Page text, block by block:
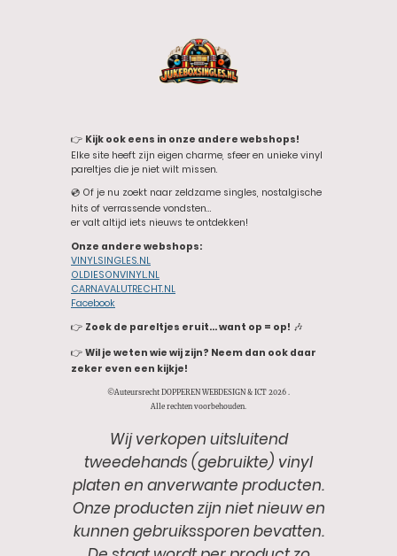
👉 Kijk ook eens in onze andere webshops!
Elke site heeft zijn eigen charme, sfeer en unieke vinyl
pareltjes die je niet wilt missen.
💿 Of je nu zoekt naar zeldzame singles, nostalgische
hits of verrassende vondsten…
er valt altijd iets nieuws te ontdekken!
Onze andere webshops:
VINYLSINGLES.NL
OLDIESONVINYL.NL
CARNAVALUTRECHT.NL
Facebook
👉 Zoek de pareltjes eruit… want op = op! 🎶
👉 Wil je weten wie wij zijn? Neem dan ook daar
zeker even een kijkje!
©Auteursrecht DOPPEREN WEBDESIGN & ICT 2026 .
Alle rechten voorbehouden.
Wij verkopen uitsluitend
tweedehands (gebruikte) vinyl
platen en anverwante producten.
Onze producten zijn niet nieuw en
kunnen gebruikssporen bevatten.